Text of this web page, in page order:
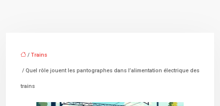
/ Trains
/ Quel rôle jouent les pantographes dans l’alimentation électrique des
trains